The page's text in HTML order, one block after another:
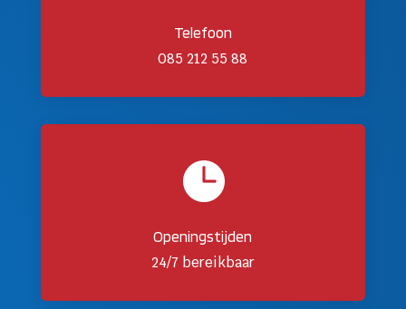
Telefoon
085 212 55 88

Openingstijden
24/7 bereikbaar